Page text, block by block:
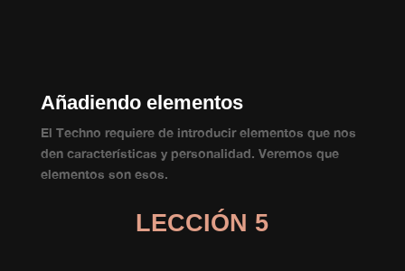
Añadiendo elementos
El Techno requiere de introducir elementos que nos
den características y personalidad. Veremos que
elementos son esos.
LECCIÓN 5